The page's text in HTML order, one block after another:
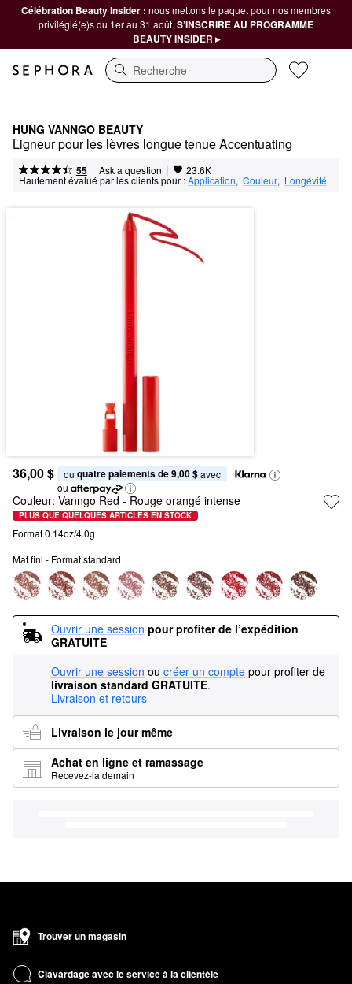
Célébration Beauty Insider : nous mettons le paquet pour nos membres
privilégié(e)s du 1er au 31 août. S’INSCRIRE AU PROGRAMME
BEAUTY INSIDER ▸
Recherche
HUNG VANNGO BEAUTY
Ligneur pour les lèvres longue tenue Accentuating
55 | Ask a question | 23.6K
Hautement évalué par les clients pour :Application, Couleur, Longévité
36,00 $ ou quatre paiements de 9,00 $ avec
ou
Couleur: Vanngo Red - Rouge orangé intense
PLUS QUE QUELQUES ARTICLES EN STOCK
Format 0.14oz/4.0g
Mat fini - Format standard
Ouvrir une session pour profiter de l’expédition
GRATUITE
Ouvrir une session ou créer un compte pour profiter de
livraison standard GRATUITE.
Livraison et retours
Livraison le jour même
Achat en ligne et ramassage
Recevez-la demain
Trouver un magasin
Clavardage avec le service à la clientèle